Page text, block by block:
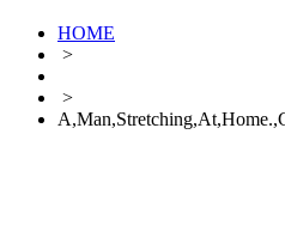
HOME
>
>